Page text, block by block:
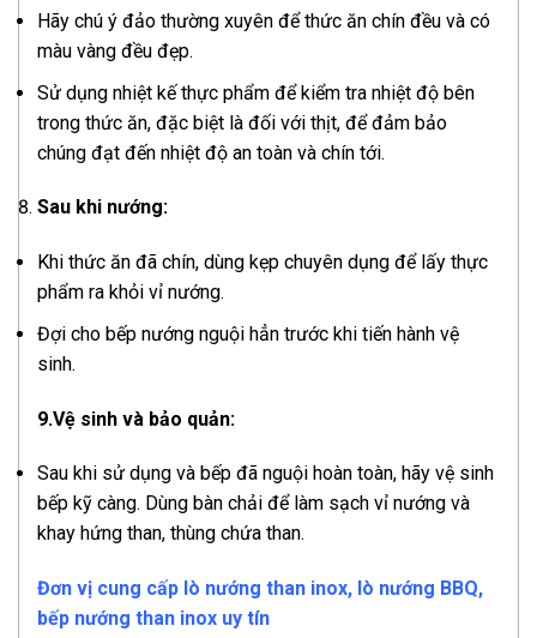
Hãy chú ý đảo thường xuyên để thức ăn chín đều và có
màu vàng đều đẹp.
Sử dụng nhiệt kế thực phẩm để kiểm tra nhiệt độ bên
trong thức ăn, đặc biệt là đối với thịt, để đảm bảo
chúng đạt đến nhiệt độ an toàn và chín tới.
Sau khi nướng:
Khi thức ăn đã chín, dùng kẹp chuyên dụng để lấy thực
phẩm ra khỏi vỉ nướng.
Đợi cho bếp nướng nguội hẳn trước khi tiến hành vệ
sinh.
9.Vệ sinh và bảo quản:
Sau khi sử dụng và bếp đã nguội hoàn toàn, hãy vệ sinh
bếp kỹ càng. Dùng bàn chải để làm sạch vỉ nướng và
khay hứng than, thùng chứa than.
Đơn vị cung cấp lò nướng than inox, lò nướng BBQ,
bếp nướng than inox uy tín